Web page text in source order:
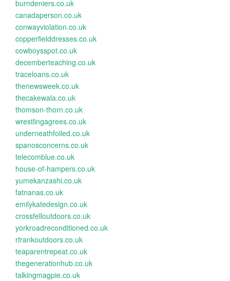
burndeniers.co.uk
canadaperson.co.uk
conwayviolation.co.uk
copperfielddresses.co.uk
cowboysspot.co.uk
decemberteaching.co.uk
traceloans.co.uk
thenewsweek.co.uk
thecakewala.co.uk
thomson-thorn.co.uk
wrestlingagrees.co.uk
underneathfoiled.co.uk
spanosconcerns.co.uk
telecomblue.co.uk
house-of-hampers.co.uk
yumekanzashi.co.uk
fatnanas.co.uk
emilykatedesign.co.uk
crossfelloutdoors.co.uk
yorkroadreconditioned.co.uk
rfrankoutdoors.co.uk
teaparentrepeat.co.uk
thegenerationhub.co.uk
talkingmagpie.co.uk